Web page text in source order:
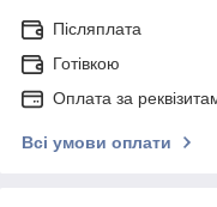
Післяплата
Готівкою
Оплата за
Всі умови оплати